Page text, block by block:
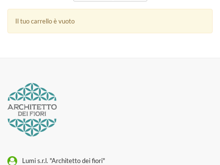
Il tuo carrello è vuoto
Lumi s.r.l. "Architetto dei fiori"